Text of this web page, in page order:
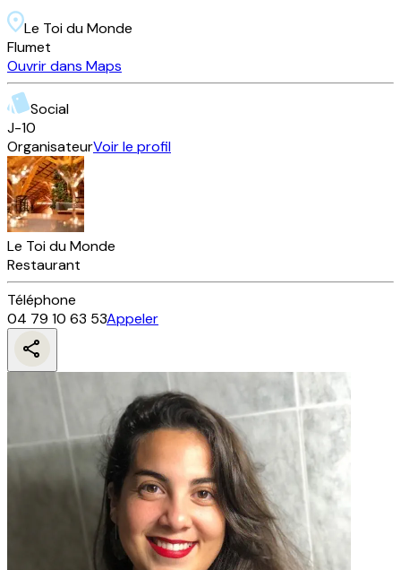
Le Toi du Monde
Flumet
Ouvrir dans Maps
Social
J-10
OrganisateurVoir le profil
Le Toi du Monde
Restaurant
Téléphone
04 79 10 63 53Appeler